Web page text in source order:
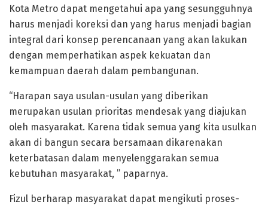
Kota Metro dapat mengetahui apa yang sesungguhnya
harus menjadi koreksi dan yang harus menjadi bagian
integral dari konsep perencanaan yang akan lakukan
dengan memperhatikan aspek kekuatan dan
kemampuan daerah dalam pembangunan.
“Harapan saya usulan-usulan yang diberikan
merupakan usulan prioritas mendesak yang diajukan
oleh masyarakat. Karena tidak semua yang kita usulkan
akan di bangun secara bersamaan dikarenakan
keterbatasan dalam menyelenggarakan semua
kebutuhan masyarakat, ” paparnya.
Fizul berharap masyarakat dapat mengikuti proses-